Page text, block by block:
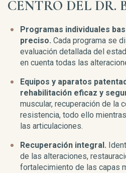
CENTRO DEL DR.
Programas individuales
preciso. Cada programa se
evaluación detallada del
en cuenta todas las
Equipos y aparatos
rehabilitación eficaz y
muscular, recuperación de la
resistencia, todo ello
las articulaciones.
Recuperación integral.
de las alteraciones,
fortalecimiento de las capas